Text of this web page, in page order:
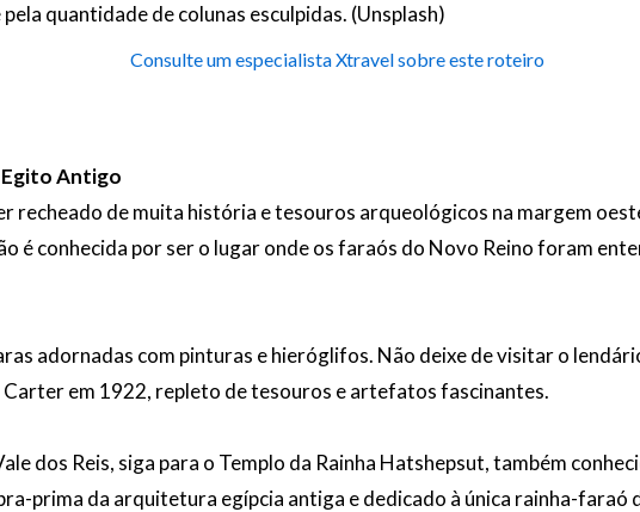
quantidade de colunas esculpidas. (Unsplash)
Consulte um especialista Xtravel sobre este roteiro
Antigo
recheado de muita história e tesouros arqueológicos na margem
é conhecida por ser o lugar onde os faraós do Novo Reino foram
adornadas com pinturas e hieróglifos. Não deixe de visitar o
em 1922, repleto de tesouros e artefatos fascinantes.
dos Reis, siga para o Templo da Rainha Hatshepsut, também
prima da arquitetura egípcia antiga e dedicado à única rainha-faraó